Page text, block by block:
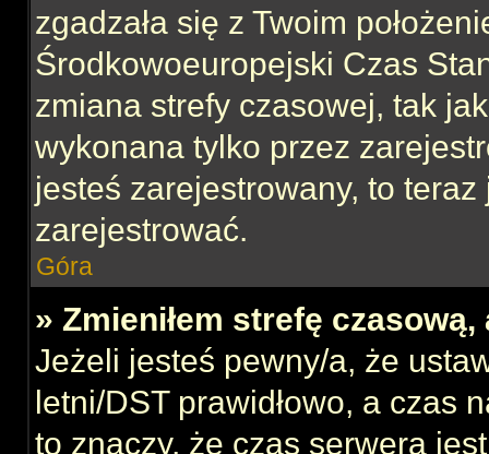
zgadzała się z Twoim
Środkowoeuropejski Czas
zmiana strefy czasowej, tak
wykonana tylko przez
jesteś zarejestrowany, to
zarejestrować.
Góra
» Zmieniłem strefę
Jeżeli jesteś pewny/a, że
letni/DST prawidłowo, a czas
to znaczy, że czas serwera